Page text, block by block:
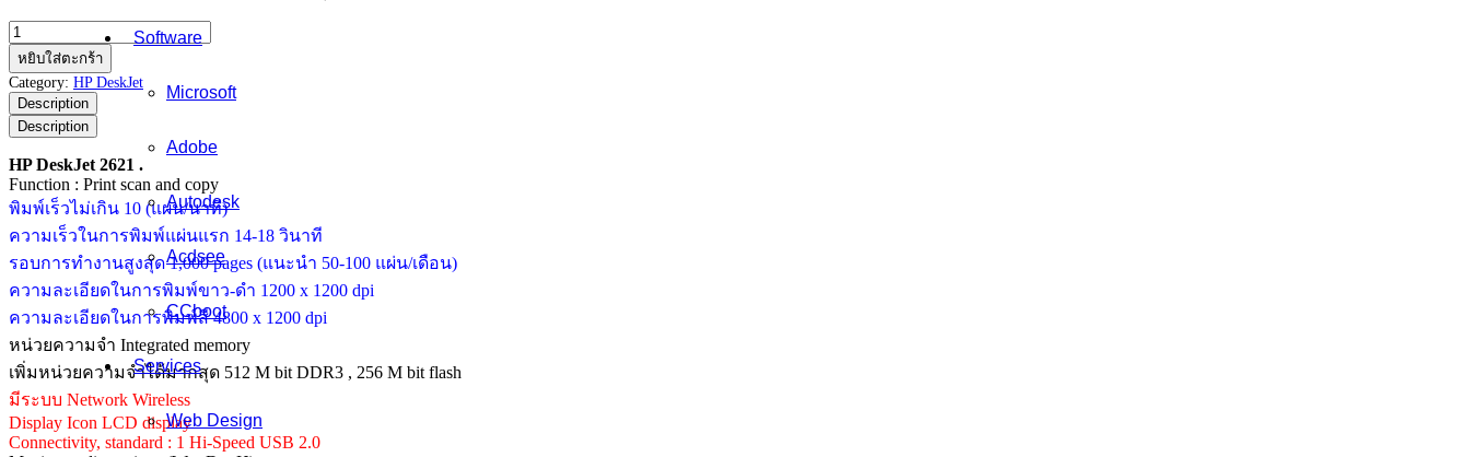
Software
Microsoft
Adobe
Autodesk
Acdsee
CCboot
Services
Web Design
จำนวน
HP
DeskJet
2621
ชิ้น
หยิบใส่ตะกร้า
Category: HP DeskJet
Description
Description
HP DeskJet 2621 .
Function : Print scan and copy
พิมพ์เร็วไม่เกิน 10 (แผ่น/นาที)
ความเร็วในการพิมพ์แผ่นแรก 14-18 วินาที
รอบการทำงานสูงสุด 1,000 pages (แนะนำ 50-100 แผ่น/เดือน)
ความละเอียดในการพิมพ์ขาว-ดำ 1200 x 1200 dpi
ความละเอียดในการพิมพ์สี 4800 x 1200 dpi
หน่วยความจำ Integrated memory
เพิ่มหน่วยความจำได้มากสุด 512 M bit DDR3 , 256 M bit flash
มีระบบ Network Wireless
Display Icon LCD display
Connectivity, standard : 1 Hi-Speed USB 2.0